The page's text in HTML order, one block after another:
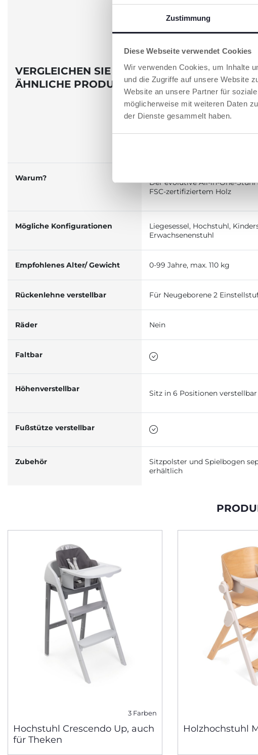
Zustimmung
Diese Webseite verwendet Cookies
Wir verwenden Cookies, um Inhalte
und die Zugriffe auf unsere Website
Website an unsere Partner für
möglicherweise mit weiteren Daten
der Dienste gesammelt haben.
VERGLEICHEN SIE
ÄHNLICHE PRODUKTE
Warum?
Der evolutive All-in-One-Stuhl
FSC-zertifiziertem Holz
Mögliche Konfigurationen
Liegesessel, Hochstuhl,
Erwachsenenstuhl
Empfohlenes Alter/ Gewicht 0-99 Jahre, max. 110 kg
Rückenlehne verstellbar Für Neugeborene 2
Räder Nein
Faltbar
Höhenverstellbar Sitz in 6 Positionen verstellbar
Fußstütze verstellbar
Zubehör
Sitzpolster und Spielbogen
erhältlich
3 Farben
Hochstuhl Crescendo Up, auch
für Theken
Holzhochstuhl